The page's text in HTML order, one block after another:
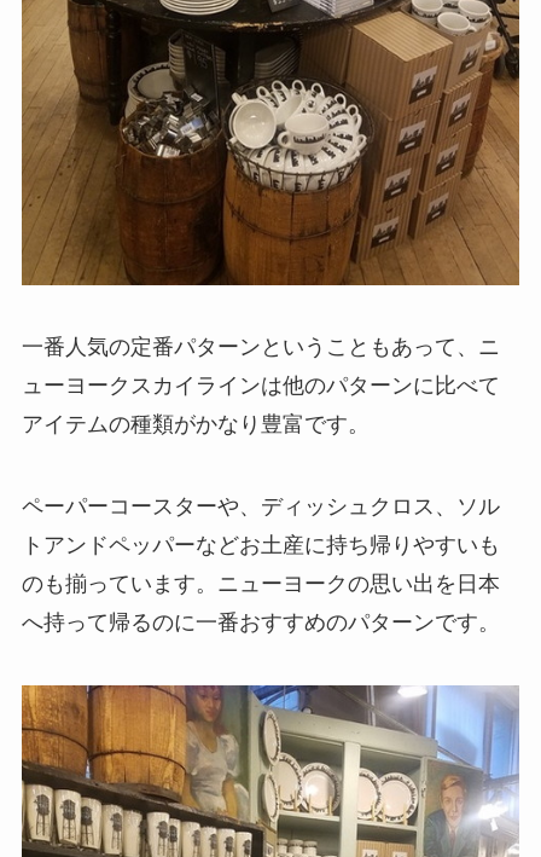
一番人気の定番パターンということもあって、ニ
ューヨークスカイラインは他のパターンに比べて
アイテムの種類がかなり豊富です。
ペーパーコースターや、ディッシュクロス、ソル
トアンドペッパーなどお土産に持ち帰りやすいも
のも揃っています。ニューヨークの思い出を日本
へ持って帰るのに一番おすすめのパターンです。